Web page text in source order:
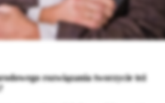
rozwiązania tworzycie też